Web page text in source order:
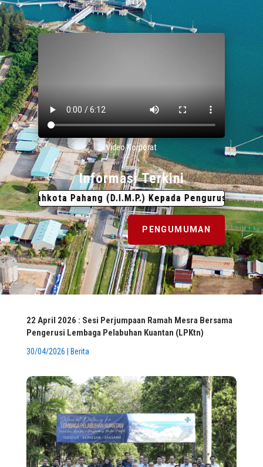
Video Korporat
Informasi Terkini
Pahang (D.I.M.P.) Kepada Pengurus Besar
PENGUMUMAN
22 April 2026 : Sesi Perjumpaan Ramah Mesra Bersama
Pengerusi Lembaga Pelabuhan Kuantan (LPKtn)
30/04/2026 Berita